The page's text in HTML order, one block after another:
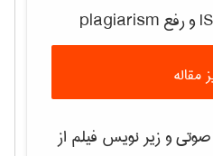
مقاله
و زیر نویس فیلم از